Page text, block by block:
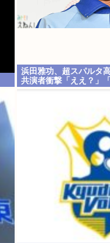
浜田雅功、超スパルタ
共演者衝撃「ええ？」